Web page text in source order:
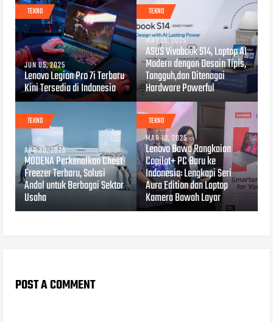
TEKNO
JUN 05, 2025
Lenovo Legion Pro 7i Terbaru
Kini Tersedia di Indonesia
TEKNO
MAY 15, 2025
ASUS Vivobook S14, Laptop AI
Modern dengan Desain Tipis,
Tangguh,dan Ditenagai
Hardware Powerful
TEKNO
APR 28, 2025
MODENA Perkenalkan Chest
Freezer Terbaru, Solusi
Andal untuk Berbagai Sektor
Usaha
TEKNO
MAR 13, 2025
Lenovo Bawa Rangkaian
Copilot+ PC Baru ke
Indonesia: Lengkapi Seri
Aura Edition dan Laptop
Kamera Bawah Layar
POST A COMMENT